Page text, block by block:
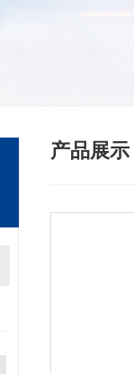
产品展示